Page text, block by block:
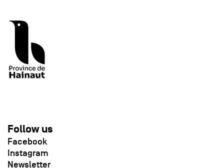
Follow us
Facebook
Instagram
Newsletter